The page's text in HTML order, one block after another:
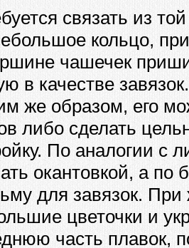
связать из
кольцо,
чашечек
в качестве
же образом, его
либо сделать
По аналогии с
окантовкой, а по
для завязок.
цветочки и
часть плавок,